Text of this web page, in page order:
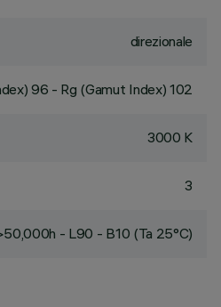
direzionale
96 - Rg (Gamut Index) 102
3000 K
3
- L90 - B10 (Ta 25°C)